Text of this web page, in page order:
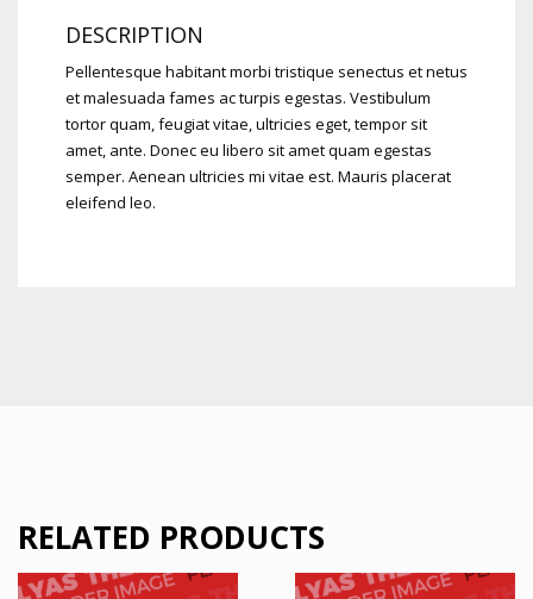
DESCRIPTION
Pellentesque habitant morbi tristique senectus et netus
et malesuada fames ac turpis egestas. Vestibulum
tortor quam, feugiat vitae, ultricies eget, tempor sit
amet, ante. Donec eu libero sit amet quam egestas
semper. Aenean ultricies mi vitae est. Mauris placerat
eleifend leo.
RELATED PRODUCTS